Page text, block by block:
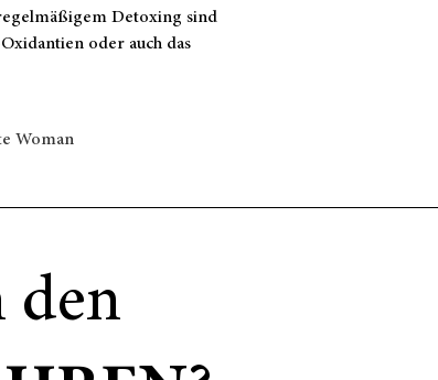
Detoxing sind
oder auch das
Woman